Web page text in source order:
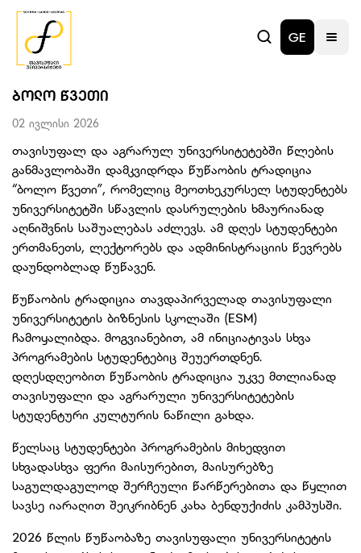
GE
ᲑᲝᲚᲝ ᲬᲕᲔᲗᲘ
02 ივლისი 2026
თავისუფალ და აგრარულ უნივერსიტეტებში წლების
განმავლობაში დამკვიდრდა წუწაობის ტრადიცია
“ბოლო წვეთი”, რომელიც მეოთხეკურსელ სტუდენტებს
უნივერსიტეტში სწავლის დასრულების ხმაურიანად
აღნიშვნის საშუალებას აძლევს. ამ დღეს სტუდენტები
ერთმანეთს, ლექტორებს და ადმინისტრაციის წევრებს
დაუნდობლად წუწავენ.
წუწაობის ტრადიცია თავდაპირველად თავისუფალი
უნივერსიტეტის ბიზნესის სკოლაში (ESM)
ჩამოყალიბდა. მოგვიანებით, ამ ინიციატივას სხვა
პროგრამების სტუდენტებიც შეუერთდნენ.
დღესდღეობით წუწაობის ტრადიცია უკვე მთლიანად
თავისუფალი და აგრარული უნივერსიტეტების
სტუდენტური კულტურის ნაწილი გახდა.
წელსაც სტუდენტები პროგრამების მიხედვით
სხვადასხვა ფერი მაისურებით, მაისურებზე
საგულდაგულოდ შერჩეული წარწერებითა და წყლით
სავსე იარაღით შეიკრიბნენ კახა ბენდუქიძის კამპუსში.
2026 წლის წუწაობაზე თავისუფალი უნივერსიტეტის